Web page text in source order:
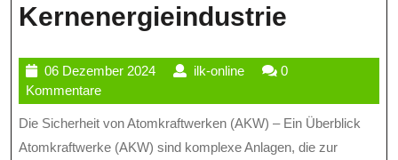
Kernenergieindustrie
Der
AKW-
06 Dezember 202406
2024
ilk-onlineilk-
0
Kommentare
Die Sicherheit von Atomkraftwerken (AKW) – Ein Überblick
Atomkraftwerke (AKW) sind komplexe Anlagen, die zur